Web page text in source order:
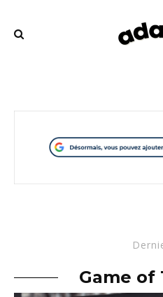
Game of